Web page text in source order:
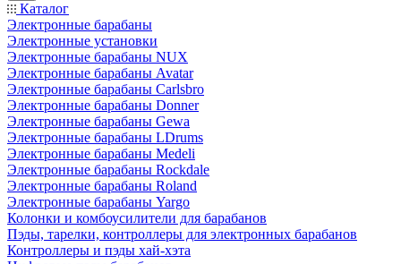
Каталог
Электронные барабаны
Электронные установки
Электронные барабаны NUX
Электронные барабаны Avatar
Электронные барабаны Carlsbro
Электронные барабаны Donner
Электронные барабаны Gewa
Электронные барабаны LDrums
Электронные барабаны Medeli
Электронные барабаны Rockdale
Электронные барабаны Roland
Электронные барабаны Yargo
Колонки и комбоусилители для барабанов
Пэды, тарелки, контроллеры для электронных барабанов
Контроллеры и пэды хай-хэта